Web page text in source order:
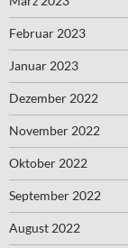
Februar 2023
Januar 2023
Dezember 2022
November 2022
Oktober 2022
September 2022
August 2022